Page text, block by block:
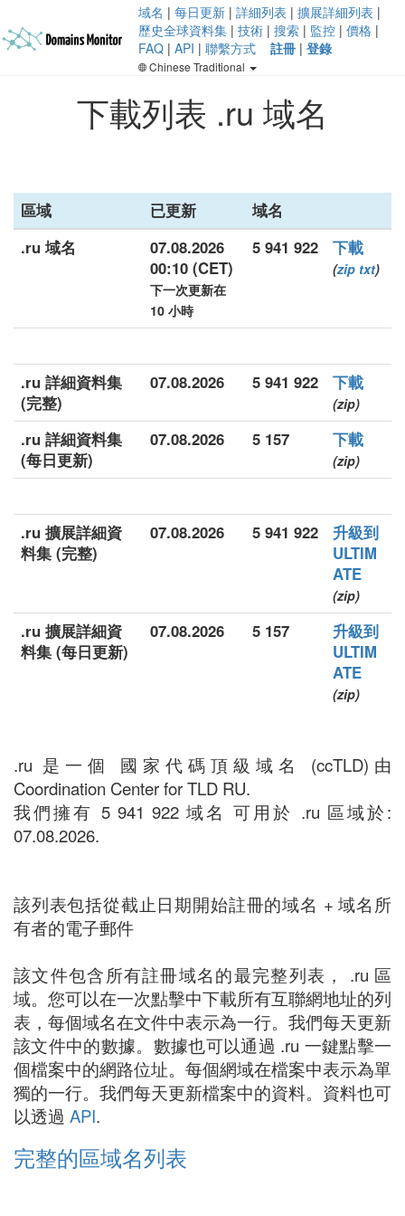
域名 | 每日更新 | 詳細列表 | 擴展詳細列表 |
歷史全球資料集 | 技術 | 搜索 | 監控 | 價格 |
FAQ | API | 聯繫方式 註冊 | 登錄
Chinese Traditional
下載列表 .ru 域名
區域 已更新
域名
.ru 域名
07.08.2026
00:10 (CET)
下一次更新在
10 小時
5 941 922 下載
(zip txt)
.ru 詳細資料集
(完整)
07.08.2026 5 941 922 下載
(zip)
.ru 詳細資料集
(每日更新)
07.08.2026 5 157 下載
(zip)
.ru 擴展詳細資
料集 (完整)
07.08.2026 5 941 922
升級到
ULTIM
ATE
(zip)
.ru 擴展詳細資
料集 (每日更新)
07.08.2026 5 157
升級到
ULTIM
ATE
(zip)
.ru 是一個 國家代碼頂級域名 (ccTLD)由
Coordination Center for TLD RU.
我們擁有 5 941 922 域名 可用於 .ru 區域於:
07.08.2026.
該列表包括從截止日期開始註冊的域名 + 域名所
有者的電子郵件
該文件包含所有註冊域名的最完整列表， .ru 區
域。您可以在一次點擊中下載所有互聯網地址的列
表，每個域名在文件中表示為一行。我們每天更新
該文件中的數據。數據也可以通過 .ru 一鍵點擊一
個檔案中的網路位址。每個網域在檔案中表示為單
獨的一行。我們每天更新檔案中的資料。資料也可
以透過 API.
完整的區域名列表